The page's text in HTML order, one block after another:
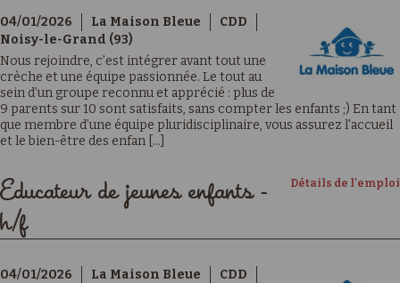
04/01/2026 La Maison Bleue
CDD
Noisy-le-Grand (93)
Nous rejoindre, c’est intégrer avant tout une
crèche et une équipe passionnée. Le tout au
sein d’un groupe reconnu et apprécié : plus de
9 parents sur 10 sont satisfaits, sans compter les enfants ;) En tant
que membre d’une équipe pluridisciplinaire, vous assurez l'accueil
et le bien-être des enfan [...]
Détails de l'emploi
Educateur de jeunes enfants -
h/f
04/01/2026 La Maison Bleue
CDD